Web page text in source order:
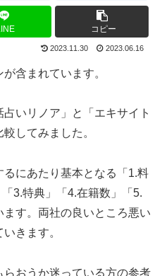
コピー
2023.11.30 2023.06.16
含まれています。
いリノア」と「エキサイト
してみました。
にあたり基本となる「1.料
3.特典」「4.在籍数」「5.
す。両社の良いところ悪い
きます。
おうか迷っている方の参考